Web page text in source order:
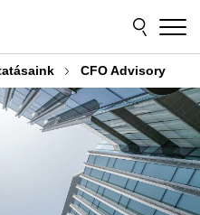
CFO Advisory